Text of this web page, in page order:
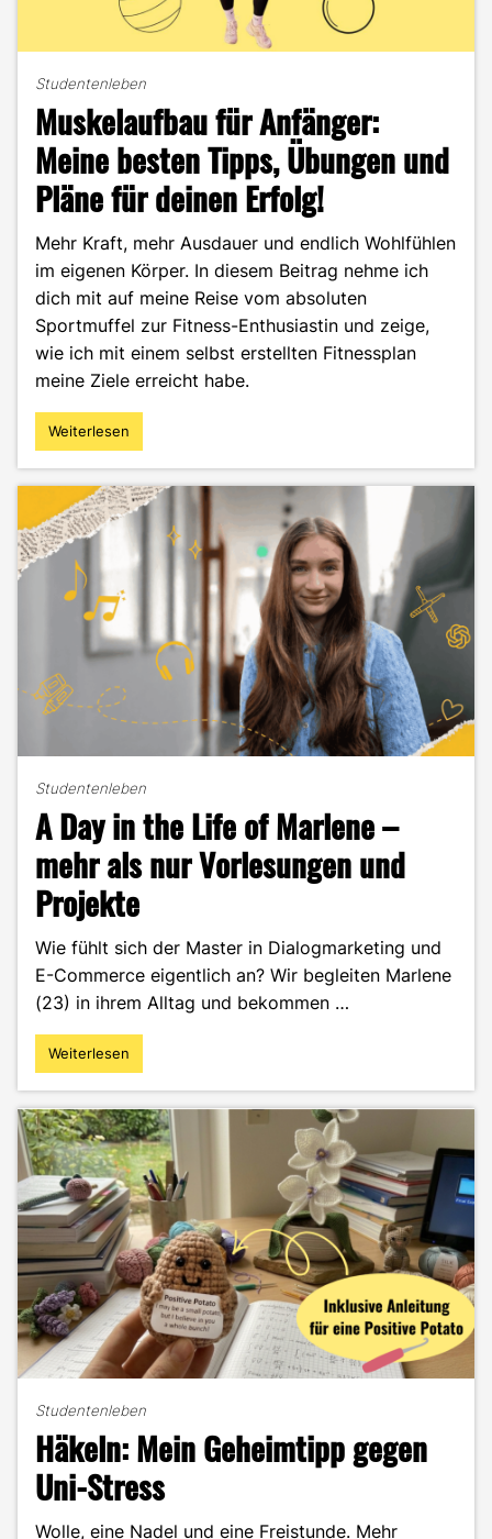
Studentenleben
Muskelaufbau für Anfänger:
Meine besten Tipps, Übungen und
Pläne für deinen Erfolg!
Mehr Kraft, mehr Ausdauer und endlich Wohlfühlen
im eigenen Körper. In diesem Beitrag nehme ich
dich mit auf meine Reise vom absoluten
Sportmuffel zur Fitness-Enthusiastin und zeige,
wie ich mit einem selbst erstellten Fitnessplan
meine Ziele erreicht habe.
"Muskelaufbau
für
Meine
besten
Tipps,
Übungen
und
Pläne
deinen
Erfolg!"
Weiterlesen
Studentenleben
A Day in the Life of Marlene –
mehr als nur Vorlesungen und
Projekte
Wie fühlt sich der Master in Dialogmarketing und
E-Commerce eigentlich an? Wir begleiten Marlene
(23) in ihrem Alltag und bekommen …
"A
Day
the
Life
of
Marlene
–
mehr
als
nur
Vorlesungen
und
Projekte"
Weiterlesen
Studentenleben
Häkeln: Mein Geheimtipp gegen
Uni-Stress
Wolle, eine Nadel und eine Freistunde. Mehr